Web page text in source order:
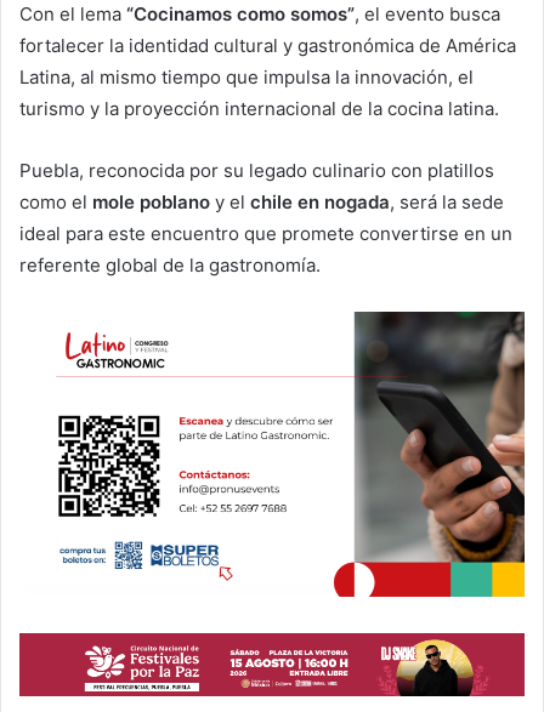
Con el lema “Cocinamos como somos”, el evento busca
fortalecer la identidad cultural y gastronómica de América
Latina, al mismo tiempo que impulsa la innovación, el
turismo y la proyección internacional de la cocina latina.
Puebla, reconocida por su legado culinario con platillos
como el mole poblano y el chile en nogada, será la sede
ideal para este encuentro que promete convertirse en un
referente global de la gastronomía.